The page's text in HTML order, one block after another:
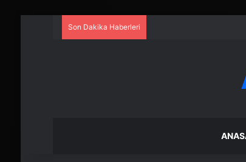
Son Dakika Haberleri